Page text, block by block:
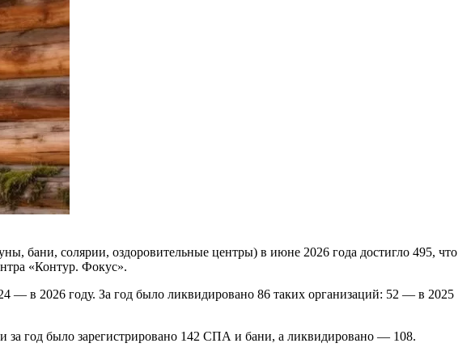
бани, солярии, оздоровительные центры) в июне 2026 года достигло 495, что
«Контур. Фокус».
— в 2026 году. За год было ликвидировано 86 таких организаций: 52 — в 2025
за год было зарегистрировано 142 СПА и бани, а ликвидировано — 108.